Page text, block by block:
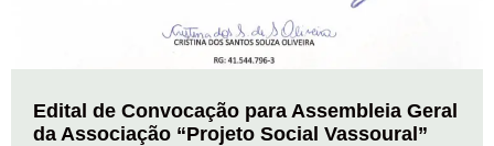
Edital de Convocação para Assembleia Geral
da Associação “Projeto Social Vassoural”